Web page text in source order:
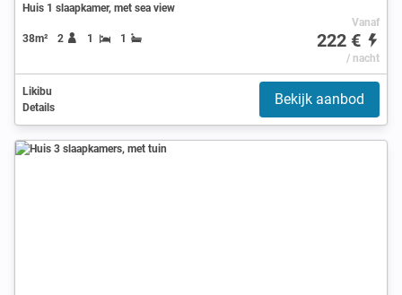
Huis 1 slaapkamer, met sea view
38m² 2 1 1
Vanaf
222 €
/ nacht
Likibu
Details
Bekijk aanbod